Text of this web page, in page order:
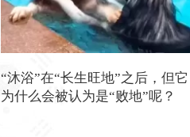
“沐浴”在“长生旺地”之后，但它
为什么会被认为是“败地”呢？